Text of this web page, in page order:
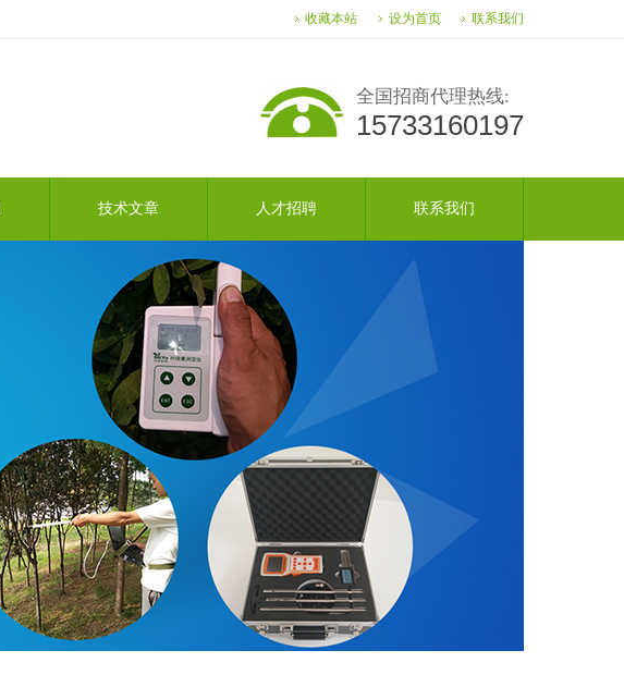
收藏本站 设为首页 联系我们
全国招商代理热线:
15733160197
技术文章 人才招聘 联系我们